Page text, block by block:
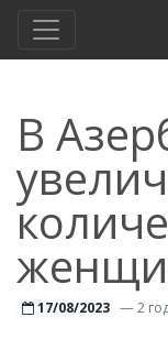
В
17/08/2023 —2